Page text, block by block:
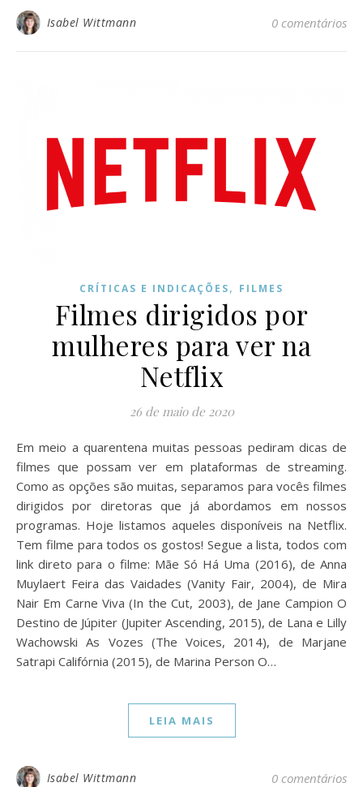
Isabel Wittmann 0 comentários
CRÍTICAS E INDICAÇÕES, FILMES
Filmes dirigidos por
mulheres para ver na
Netflix
26 de maio de 2020
Em meio a quarentena muitas pessoas pediram dicas de
filmes que possam ver em plataformas de streaming.
Como as opções são muitas, separamos para vocês filmes
dirigidos por diretoras que já abordamos em nossos
programas. Hoje listamos aqueles disponíveis na Netflix.
Tem filme para todos os gostos! Segue a lista, todos com
link direto para o filme: Mãe Só Há Uma (2016), de Anna
Muylaert Feira das Vaidades (Vanity Fair, 2004), de Mira
Nair Em Carne Viva (In the Cut, 2003), de Jane Campion O
Destino de Júpiter (Jupiter Ascending, 2015), de Lana e Lilly
Wachowski As Vozes (The Voices, 2014), de Marjane
Satrapi Califórnia (2015), de Marina Person O…
LEIA MAIS
Isabel Wittmann 0 comentários